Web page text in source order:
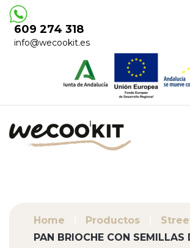
609 274 318
info@wecookit.es
Home Productos
PAN BRIOCHE CON SEMILLAS